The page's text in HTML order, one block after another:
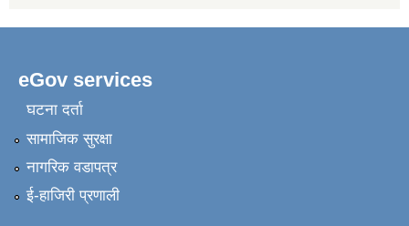
eGov services
घटना दर्ता
सामाजिक सुरक्षा
नागरिक वडापत्र
ई-हाजिरी प्रणाली